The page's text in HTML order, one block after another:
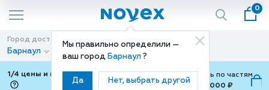
Мы правильно определили —
ваш город Барнаул ?
Да Нет, выбрать другой
0
Город доставки
Барнаул
Способ доставки
Доставка
1/4 цены и покупки ваши с Подели
Можно оплатить по частям
от 700 ₽ до 15,000 ₽